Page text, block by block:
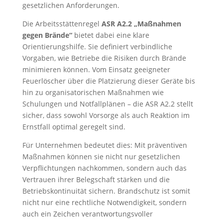
gesetzlichen Anforderungen.
Die Arbeitsstättenregel ASR A2.2 „Maßnahmen
gegen Brände“bietet dabei eine klare
Orientierungshilfe. Sie definiert verbindliche
Vorgaben, wie Betriebe die Risiken durch Brände
minimieren können. Vom Einsatz geeigneter
Feuerlöscher über die Platzierung dieser Geräte bis
hin zu organisatorischen Maßnahmen wie
Schulungen und Notfallplänen – die ASR A2.2 stellt
sicher, dass sowohl Vorsorge als auch Reaktion im
Ernstfall optimal geregelt sind.
Für Unternehmen bedeutet dies: Mit präventiven
Maßnahmen können sie nicht nur gesetzlichen
Verpflichtungen nachkommen, sondern auch das
Vertrauen ihrer Belegschaft stärken und die
Betriebskontinuität sichern. Brandschutz ist somit
nicht nur eine rechtliche Notwendigkeit, sondern
auch ein Zeichen verantwortungsvoller